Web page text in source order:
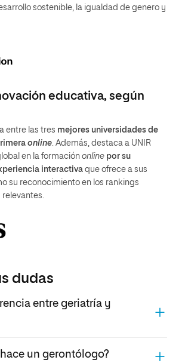
sostenible, la igualdad de genero y
educativa, según
entre las tres mejores universidades de
online. Además, destaca a UNIR
en la formación online por su
interactiva que ofrece a sus
su reconocimiento en los rankings
dudas
entre geriatría y
un gerontólogo?